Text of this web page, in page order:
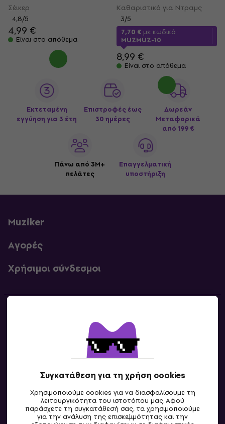
Συγκατάθεση για τη χρήση cookies
Χρησιμοποιούμε cookies για να διασφαλίσουμε τη
λειτουργικότητα του ιστοτόπου μας. Αφού
παράσχετε τη συγκατάθεσή σας, τα χρησιμοποιούμε
για την ανάλυση της επισκεψιμότητας και την
Σέικερ
4,8/5
4,99 €
Είναι στο απόθεμα
Καθαριστικό για Ντραμς
3/5
7,70 € με κωδικό
MUZMUZ-10
8,99 €
Είναι στο απόθεμα
Εκτεταμένη
εγγύηση για 3 έτη
Επιστροφές έως
30 ημέρες
Δωρεάν
Μεταφορικά
από 199 €
Πάνω από 3M+
πελάτες
Επαγγελματική
υποστήριξη
Muziker
Αγορές
Χρήσιμοι σύνδεσμοι
Επικοινωνία